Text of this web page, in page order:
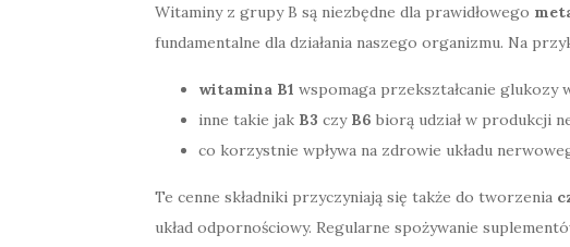
Witaminy z grupy B są niezbędne dla prawidłowego
fundamentalne dla działania naszego organizmu. Na
witamina B1 wspomaga przekształcanie glukozy
inne takie jak B3 czy B6 biorą udział w produkcji
co korzystnie wpływa na zdrowie układu
Te cenne składniki przyczyniają się także do tworzenia
układ odpornościowy. Regularne spożywanie